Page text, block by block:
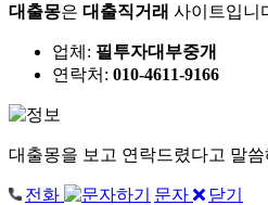
대출몽은 대출직거래 사이트입니
업체: 필투자대부중개
연락처: 010-4611-9166
대출몽을 보고 연락드렸다고 말
전화 문자 닫기